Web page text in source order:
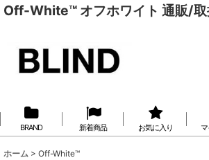
Off-White™ オフホワイト 通販/
BRAND 新着商品 お気に入り マ
ホーム > Off-White™